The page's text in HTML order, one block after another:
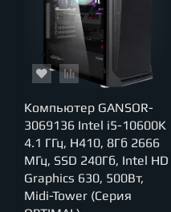
Компьютер GANSOR-
3069136 Intel i5-10600K
4.1 ГГц, H410, 8Гб 2666
МГц, SSD 240Гб, Intel HD
Graphics 630, 500Вт,
Midi-Tower (Серия